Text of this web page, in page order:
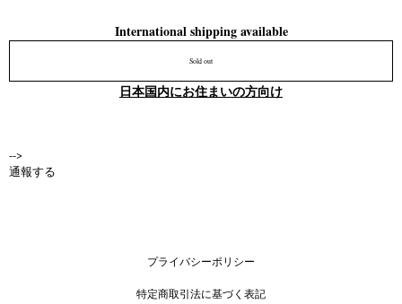
International shipping available
Sold out
日本国内にお住まいの方向け
-->
通報する
プライバシーポリシー
特定商取引法に基づく表記